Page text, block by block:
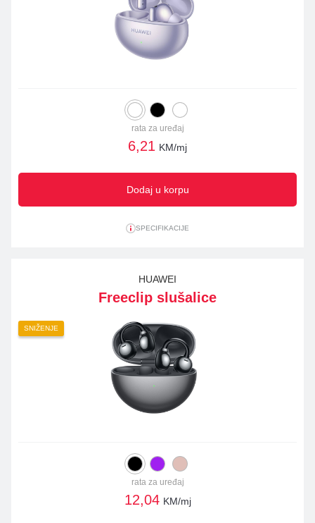
rata za uređaj
6,21 KM/mj
Dodaj u korpu
SPECIFIKACIJE
HUAWEI
Freeclip slušalice
SNIŽENJE
rata za uređaj
12,04 KM/mj